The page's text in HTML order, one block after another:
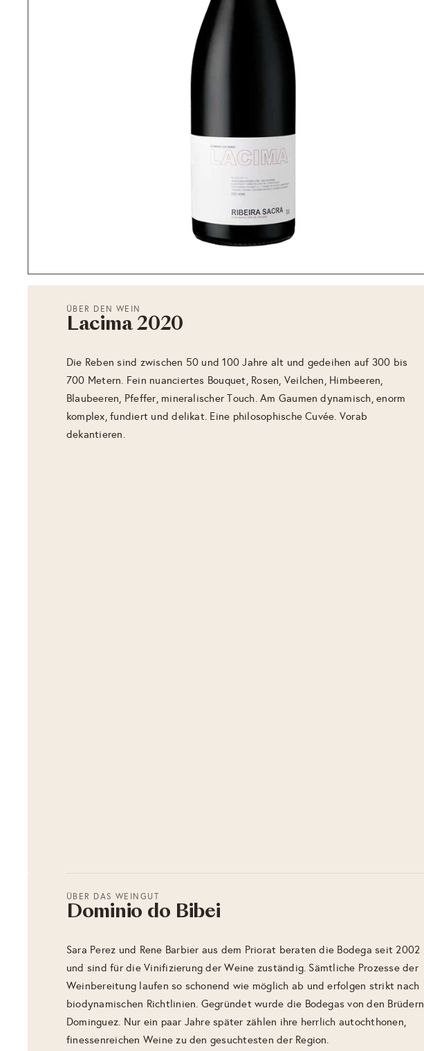
ÜBER DEN WEIN
Lacima 2020
Die Reben sind zwischen 50 und 100 Jahre alt und gedeihen auf 300 bis
700 Metern. Fein nuanciertes Bouquet, Rosen, Veilchen, Himbeeren,
Blaubeeren, Pfeffer, mineralischer Touch. Am Gaumen dynamisch, enorm
komplex, fundiert und delikat. Eine philosophische Cuvée. Vorab
dekantieren.
ÜBER DAS WEINGUT
Dominio do Bibei
Sara Perez und Rene Barbier aus dem Priorat beraten die Bodega seit 2002
und sind für die Vinifizierung der Weine zuständig. Sämtliche Prozesse der
Weinbereitung laufen so schonend wie möglich ab und erfolgen strikt nach
biodynamischen Richtlinien. Gegründet wurde die Bodegas von den Brüdern
Dominguez. Nur ein paar Jahre später zählen ihre herrlich autochthonen,
finessenreichen Weine zu den gesuchtesten der Region.